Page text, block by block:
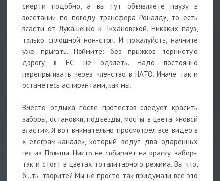
смерти подобно, а вы тут объявляете паузу в
восстании по поводу трансфера Роналду, то есть
власти от Лукашенко к Тихановской. Никаких пауз,
только сплошной нон-стоп. И пожалуйста, начните
уже прыгать. Поймите: без прыжков тернистую
дорогу в ЕС не одолеть. Надо постоянно
перепрыгивать через членство в НАТО. Иначе так и
останетесь аспирантами, как мы.
Вместо отдыха после протестов следует красить
заборы, остановки, подъезды, мосты в цвета «новой
власти». Я вот внимательно просмотрел все видео в
«Телеграм-канале», который ведут два одаренных
гея из Польши. Никто не собирает на краску, заборы
так и стоят в цветах тоталитарного режима. Вы что,
б...ть, творите? Мы не просто так придумали все это